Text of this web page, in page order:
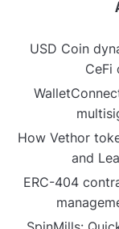
USD Coin
CeFi
How Vethor
and
ERC-404